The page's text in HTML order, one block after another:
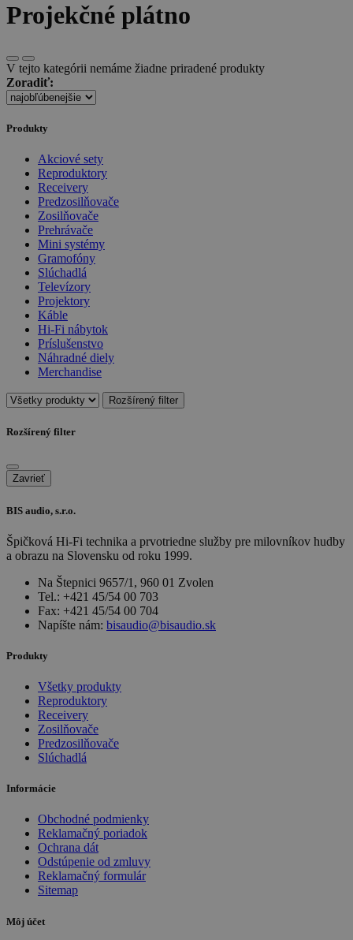
Projekčné plátno
V tejto kategórii nemáme žiadne priradené produkty
Zoradiť:
Produkty
Akciové sety
Reproduktory
Receivery
Predzosilňovače
Zosilňovače
Prehrávače
Mini systémy
Gramofóny
Slúchadlá
Televízory
Projektory
Káble
Hi-Fi nábytok
Príslušenstvo
Náhradné diely
Merchandise
Rozšírený filter
Rozšírený filter
Zavrieť
BIS audio, s.r.o.
Špičková Hi-Fi technika a prvotriedne služby pre milovníkov hudby
a obrazu na Slovensku od roku 1999.
Na Štepnici 9657/1, 960 01 Zvolen
Tel.: +421 45/54 00 703
Fax: +421 45/54 00 704
Napíšte nám: bisaudio@bisaudio.sk
Produkty
Všetky produkty
Reproduktory
Receivery
Zosilňovače
Predzosilňovače
Slúchadlá
Informácie
Obchodné podmienky
Reklamačný poriadok
Ochrana dát
Odstúpenie od zmluvy
Reklamačný formulár
Sitemap
Môj účet